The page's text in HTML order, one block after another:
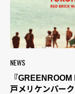
NEWS
『
戸メリケンパー